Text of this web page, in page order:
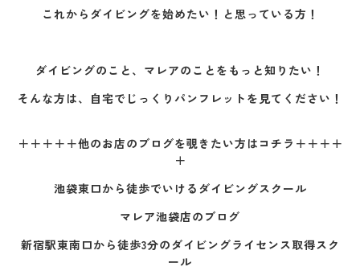
これからダイビングを始めたい！と思っている方！
ダイビングのこと、マレアのことをもっと知りたい！
そんな方は、自宅でじっくりパンフレットを見てください！
＋＋＋＋＋他のお店のブログを覗きたい方はコチラ＋＋＋＋
＋
池袋東口から徒歩でいけるダイビングスクール
マレア池袋店のブログ
新宿駅東南口から徒歩3分のダイビングライセンス取得スク
ール